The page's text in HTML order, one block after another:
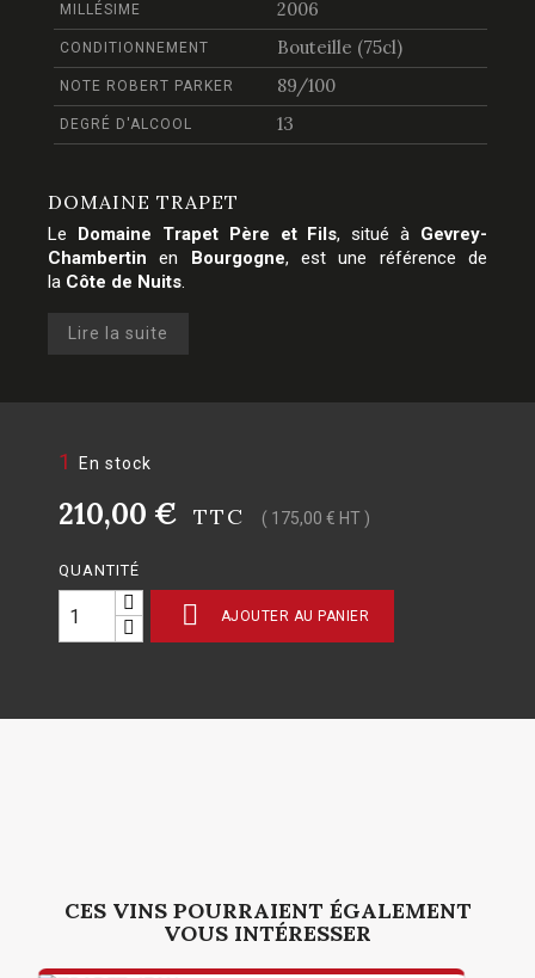
MILLÉSIME 2006
CONDITIONNEMENT Bouteille (75cl)
NOTE ROBERT PARKER 89/100
DEGRÉ D'ALCOOL 13
DOMAINE TRAPET
Le Domaine Trapet Père et Fils, situé à Gevrey-
Chambertin en Bourgogne, est une référence de
la Côte de Nuits.
Lire la suite
1 En stock
210,00 € TTC ( 175,00 € HT )
QUANTITÉ
 AJOUTER AU PANIER
CES VINS POURRAIENT ÉGALEMENT
VOUS INTÉRESSER